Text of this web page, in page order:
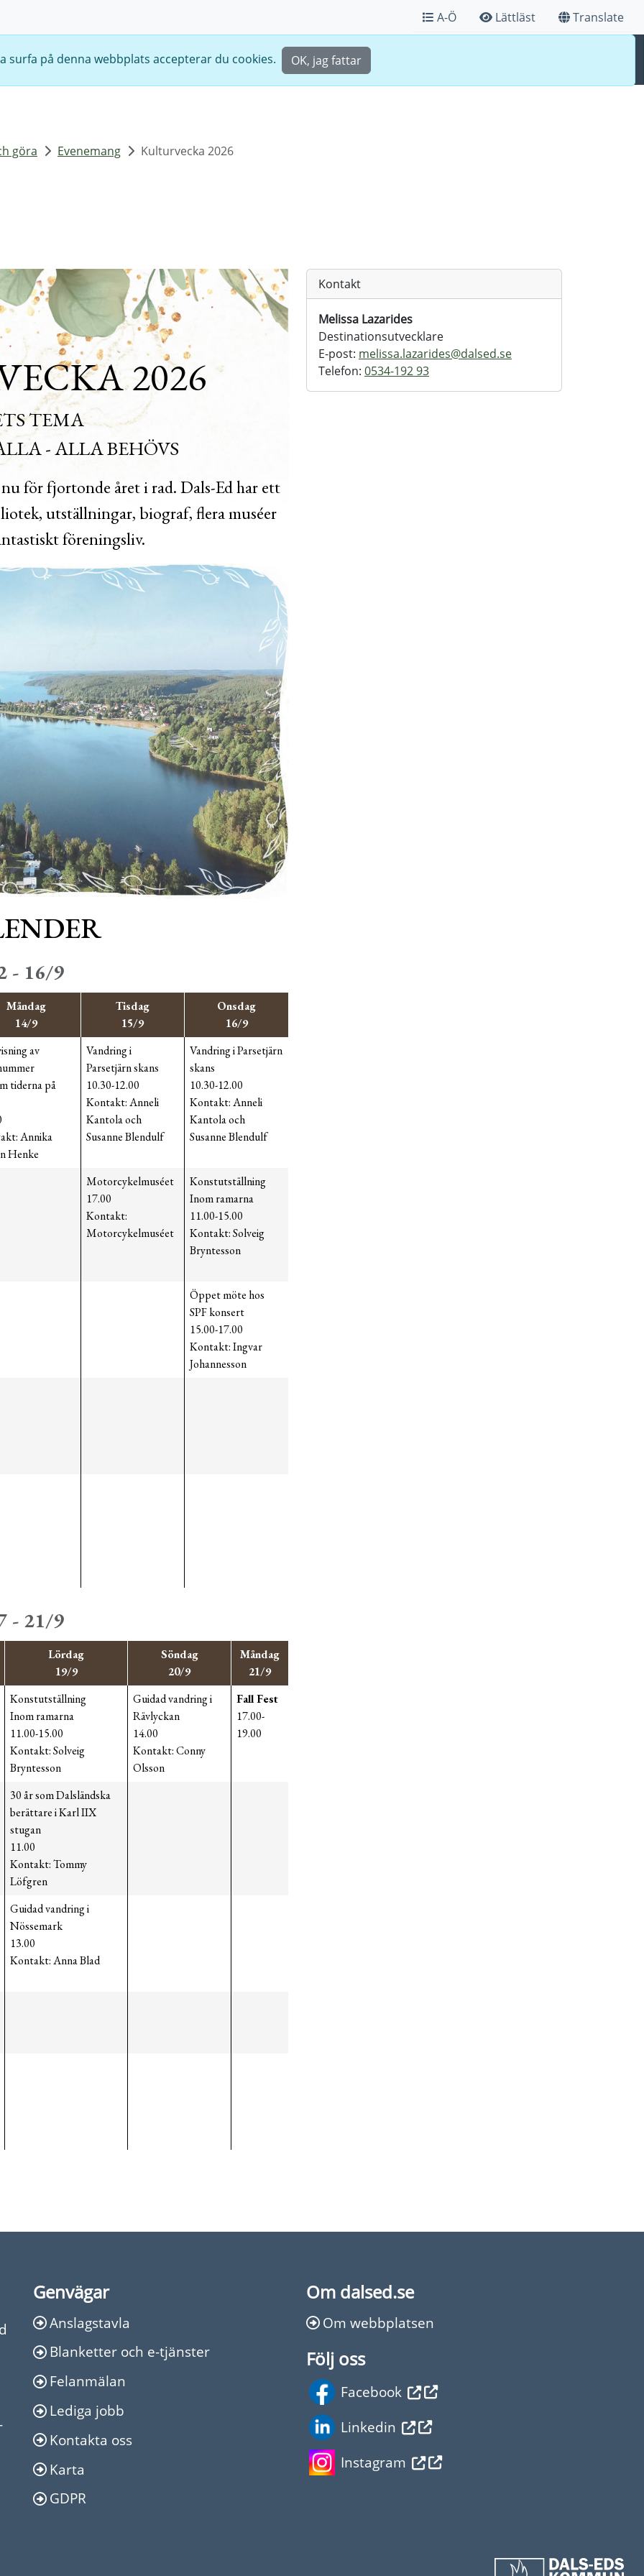
A-Ö Lättläst Translate
surfa på denna webbplats accepterar du cookies. OK, jag fattar
göra Evenemang Kulturvecka 2026
2026
TEMA
- ALLA BEHÖVS
för fjortonde året i rad. Dals-Ed har ett
utställningar, biograf, flera muséer
föreningsliv.
- 16/9
Måndag
14/9
Tisdag
15/9
Onsdag
16/9
av
tiderna på
Annika
Henke
Vandring i
Parsetjärn skans
10.30-12.00
Kontakt: Anneli
Kantola och
Susanne Blendulf
Vandring i Parsetjärn
skans
10.30-12.00
Kontakt: Anneli
Kantola och
Susanne Blendulf
Motorcykelmuséet
17.00
Kontakt:
Motorcykelmuséet
Konstutställning
Inom ramarna
11.00-15.00
Kontakt: Solveig
Bryntesson
Öppet möte hos
SPF konsert
15.00-17.00
Kontakt: Ingvar
Johannesson
- 21/9
Lördag
19/9
Söndag
20/9
Måndag
21/9
Konstutställning
Inom ramarna
11.00-15.00
Kontakt: Solveig
Bryntesson
Guidad vandring i
Rävlyckan
14.00
Kontakt: Conny
Olsson
Fall Fest
17.00-
19.00
30 år som Dalsländska
berättare i Karl IIX
stugan
11.00
Kontakt: Tommy
Löfgren
Guidad vandring i
Nössemark
13.00
Kontakt: Anna Blad
Kontakt
Melissa Lazarides
Destinationsutvecklare
E-post: melissa.lazarides@dalsed.se
Telefon: 0534-192 93
Genvägar
Anslagstavla
Blanketter och e-tjänster
Felanmälan
Lediga jobb
Kontakta oss
Karta
GDPR
Om dalsed.se
Om webbplatsen
Följ oss
Facebook
Linkedin
Instagram